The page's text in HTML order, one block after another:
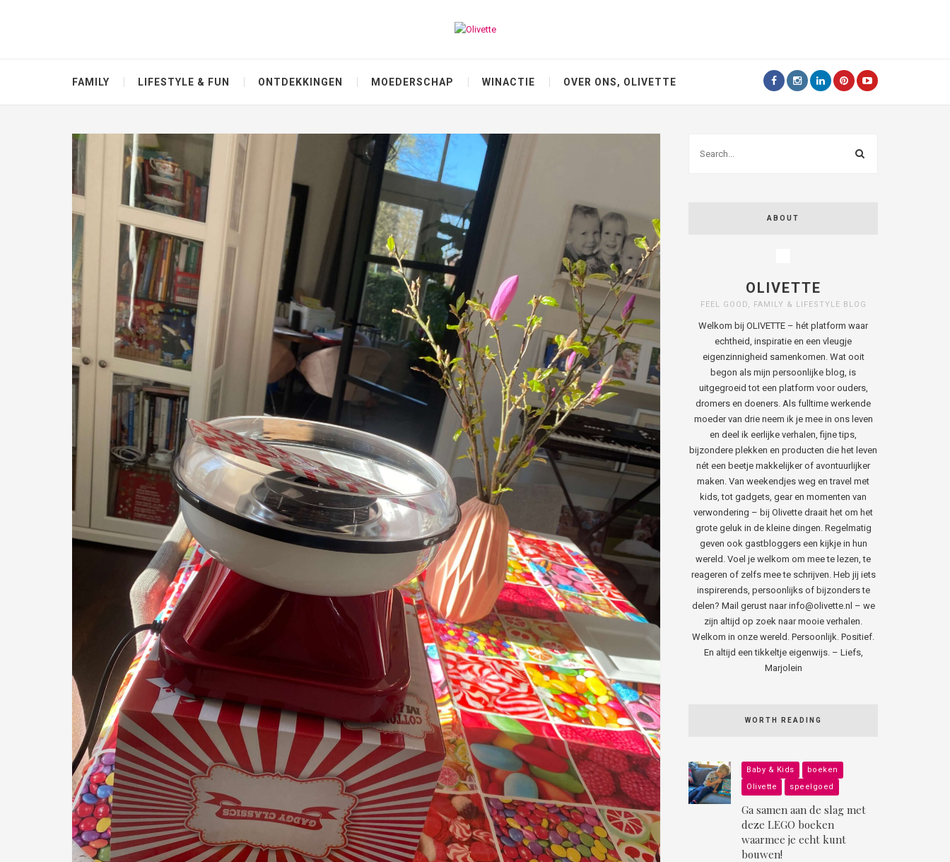
FAMILY LIFESTYLE & FUN ONTDEKKINGEN MOEDERSCHAP WINACTIE OVER ONS, OLIVETTE
ABOUT
OLIVETTE
FEEL GOOD, FAMILY & LIFESTYLE BLOG
Welkom bij OLIVETTE – hét platform waar
echtheid, inspiratie en een vleugje
eigenzinnigheid samenkomen. Wat ooit
begon als mijn persoonlijke blog, is
uitgegroeid tot een platform voor ouders,
dromers en doeners. Als fulltime werkende
moeder van drie neem ik je mee in ons leven
en deel ik eerlijke verhalen, fijne tips,
bijzondere plekken en producten die het leven
nét een beetje makkelijker of avontuurlijker
maken. Van weekendjes weg en travel met
kids, tot gadgets, gear en momenten van
verwondering – bij Olivette draait het om het
grote geluk in de kleine dingen. Regelmatig
geven ook gastbloggers een kijkje in hun
wereld. Voel je welkom om mee te lezen, te
reageren of zelfs mee te schrijven. Heb jij iets
inspirerends, persoonlijks of bijzonders te
delen? Mail gerust naar info@olivette.nl – we
zijn altijd op zoek naar mooie verhalen.
Welkom in onze wereld. Persoonlijk. Positief.
En altijd een tikkeltje eigenwijs. – Liefs,
Marjolein
WORTH READING
Baby & Kids
boeken
Olivette
speelgoed
Ga samen aan de slag met
deze LEGO boeken
waarmee je echt kunt
bouwen!